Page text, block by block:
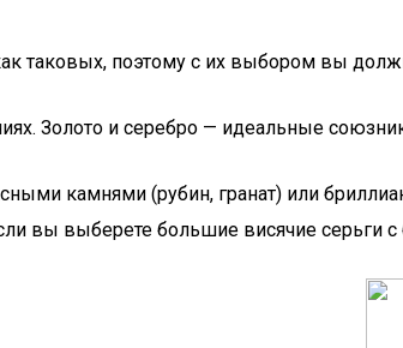
таковых, поэтому с их выбором вы
Золото и серебро — идеальные
камнями (рубин, гранат) или
вы выберете большие висячие серьги